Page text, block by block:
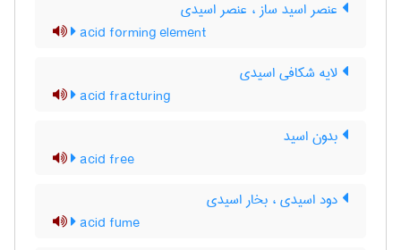
عنصر اسید ساز ، عنصر اسیدی
acid forming element
لایه شکافی اسیدی
acid fracturing
بدون اسید
acid free
دود اسیدی ، بخار اسیدی
acid fume